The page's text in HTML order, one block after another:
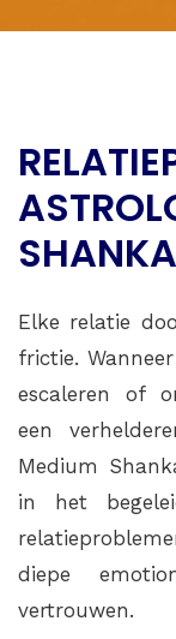
Elke relatie
frictie.
escaleren of
een
Medium
in het
diepe
vertrouwen.